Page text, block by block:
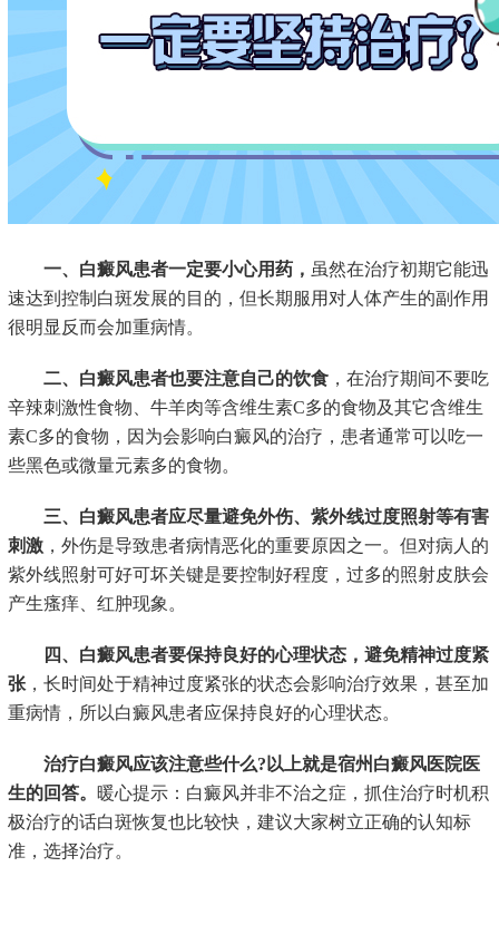
一、白癜风患者一定要小心用药， 虽然在治疗初期它能迅
速达到控制白斑发展的目的，但长期服用对人体产生的副作用
很明显反而会加重病情。
二、白癜风患者也要注意自己的饮食，在治疗期间不要吃
辛辣刺激性食物、牛羊肉等含维生素C多的食物及其它含维生
素C多的食物，因为会影响白癜风的治疗，患者通常可以吃一
些黑色或微量元素多的食物。
三、白癜风患者应尽量避免外伤、紫外线过度照射等有害
刺激，外伤是导致患者病情恶化的重要原因之一。但对病人的
紫外线照射可好可坏关键是要控制好程度，过多的照射皮肤会
产生瘙痒、红肿现象。
四、白癜风患者要保持良好的心理状态，避免精神过度紧
张，长时间处于精神过度紧张的状态会影响治疗效果，甚至加
重病情，所以白癜风患者应保持良好的心理状态。
治疗白癜风应该注意些什么?以上就是宿州白癜风医院医
生的回答。 暖心提示：白癜风并非不治之症，抓住治疗时机积
极治疗的话白斑恢复也比较快，建议大家树立正确的认知标
准，选择治疗。